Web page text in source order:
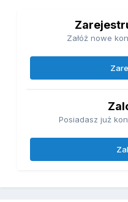
Załóż nowe
Posiadasz już